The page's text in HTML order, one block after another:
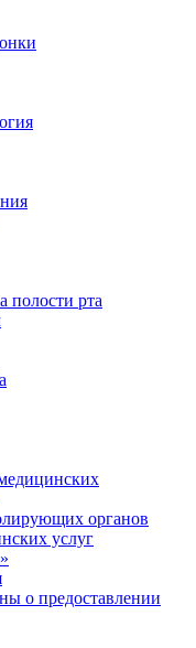
полости рта
органов
услуг
о предоставлении